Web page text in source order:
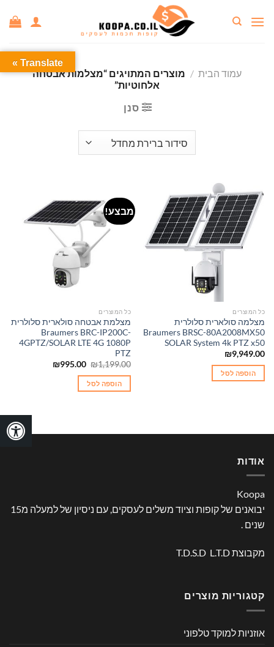
עמוד הבית / מוצרים המתויגים “מצלמות אבטחה
אלחוטיות”
סנן
כל המוצרים
מצלמה סולארית סלולרית
Braumers BRSC-80A2008MX50
SOLAR System 4k PTZ x50
₪9,949.00
הוספה לסל
מבצע!
כל המוצרים
מצלמת אבטחה סולארית סלולרית
Braumers BRC-IP200C-
4GPTZ/SOLAR LTE 4G 1080P
PTZ
₪1,199.00
המחיר
היה:
₪995.00
המחיר
הוספה לסל
אודות
Koopa
יבואנים של קופות וציוד משלים לעסקים, עם ניסיון של למעלה מ15
שנים .
מקבוצת T.D.S.D L.T.D
קטגוריות מוצרים
אוזניות למוקד טלפוני
Translate »